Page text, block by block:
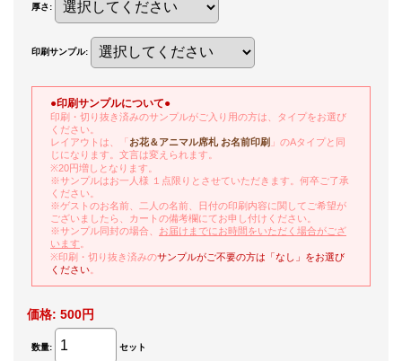
厚さ:
印刷サンプル:
●印刷サンプルについて●
印刷・切り抜き済みのサンプルがご入り用の方は、タイプをお選び
ください。
レイアウトは、「お花＆アニマル席札 お名前印刷 」のAタイプと同
じになります。文言は変えられます。
※20円増しとなります。
※サンプルはお一人様 １点限りとさせていただきます。何卒ご了承
ください。
※ゲストのお名前、二人の名前、日付の印刷内容に関してご希望が
ございましたら、カートの備考欄にてお申し付けください。
※サンプル同封の場合、 お届けまでにお時間をいただく場合がござ
います
※印刷・切り抜き済みのサンプルがご不要の方は「なし」をお選び
ください
価格: 500円
数量: セット